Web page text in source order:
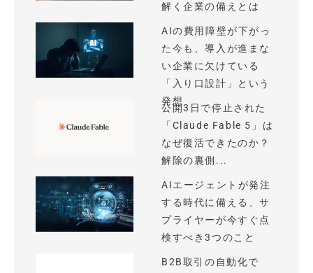
解く企業の備えとは
AIの費用障壁が下がっ
た今も、導入が進まな
い企業に欠けている
「入り口設計」という
発想
公開3日で停止された
「Claude Fable 5」は
なぜ復活できたのか？
解除の裏側...
AIエージェントが発注
する時代に備える、サ
プライヤーが今すぐ点
検すべき3つのこと
B2B取引の自動化で